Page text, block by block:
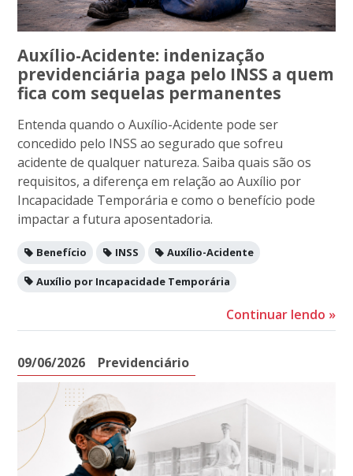
Auxílio-Acidente: indenização
previdenciária paga pelo INSS a quem
fica com sequelas permanentes
Entenda quando o Auxílio-Acidente pode ser
concedido pelo INSS ao segurado que sofreu
acidente de qualquer natureza. Saiba quais são os
requisitos, a diferença em relação ao Auxílio por
Incapacidade Temporária e como o benefício pode
impactar a futura aposentadoria.
Benefício INSS Auxílio-Acidente
Auxílio por Incapacidade Temporária
Continuar lendo »
09/06/2026 Previdenciário